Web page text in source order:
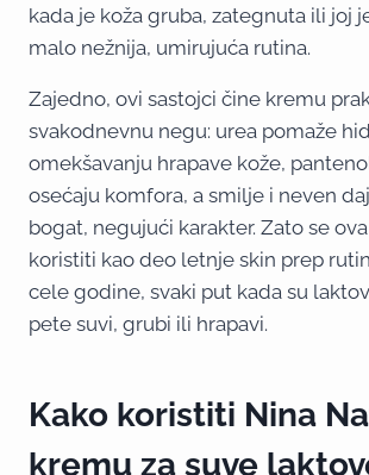
kada je koža gruba, zategnuta ili joj
malo nežnija, umirujuća rutina.
Zajedno, ovi sastojci čine kremu
svakodnevnu negu: urea pomaže
omekšavanju hrapave kože,
osećaju komfora, a smilje i neven
bogat, negujući karakter. Zato se
koristiti kao deo letnje skin prep
cele godine, svaki put kada su
pete suvi, grubi ili hrapavi.
Kako koristiti Nina
kremu za suve